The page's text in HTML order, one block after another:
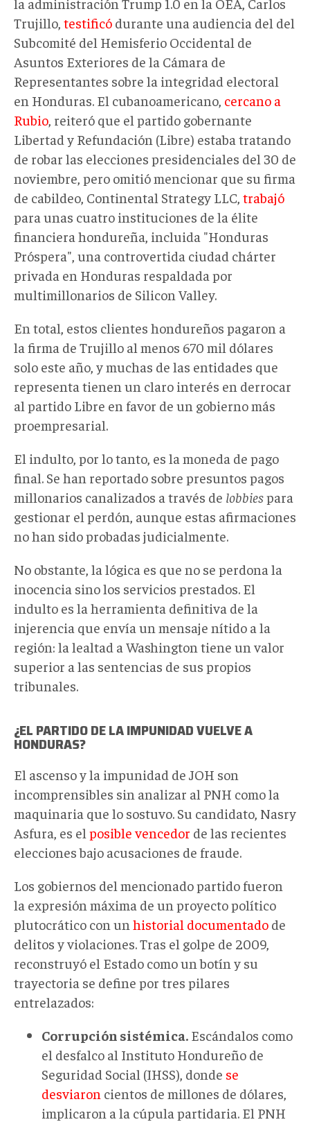
Trujillo, testificó durante una audiencia del del
Subcomité del Hemisferio Occidental de
Asuntos Exteriores de la Cámara de
Representantes sobre la integridad electoral
en Honduras. El cubanoamericano, cercano a
Rubio , reiteró que el partido gobernante
Libertad y Refundación (Libre) estaba tratando
de robar las elecciones presidenciales del 30 de
noviembre, pero omitió mencionar que su firma
de cabildeo, Continental Strategy LLC, trabajó
para unas cuatro instituciones de la élite
financiera hondureña, incluida "Honduras
Próspera", una controvertida ciudad chárter
privada en Honduras respaldada por
multimillonarios de Silicon Valley.
En total, estos clientes hondureños pagaron a
la firma de Trujillo al menos 670 mil dólares
solo este año, y muchas de las entidades que
representa tienen un claro interés en derrocar
al partido Libre en favor de un gobierno más
proempresarial.
El indulto, por lo tanto, es la moneda de pago
final. Se han reportado sobre presuntos pagos
millonarios canalizados a través de lobbiespara
gestionar el perdón, aunque estas afirmaciones
no han sido probadas judicialmente.
No obstante, la lógica es que no se perdona la
inocencia sino los servicios prestados. El
indulto es la herramienta definitiva de la
injerencia que envía un mensaje nítido a la
región: la lealtad a Washington tiene un valor
superior a las sentencias de sus propios
tribunales.
¿EL PARTIDO DE LA IMPUNIDAD VUELVE A
HONDURAS?
El ascenso y la impunidad de JOH son
incomprensibles sin analizar al PNH como la
maquinaria que lo sostuvo. Su candidato, Nasry
Asfura, es el posible vencedor de las recientes
elecciones bajo acusaciones de fraude.
Los gobiernos del mencionado partido fueron
la expresión máxima de un proyecto político
plutocrático con un historial documentado de
delitos y violaciones. Tras el golpe de 2009,
reconstruyó el Estado como un botín y su
trayectoria se define por tres pilares
entrelazados:
Corrupción sistémica. Escándalos como
el desfalco al Instituto Hondureño de
Seguridad Social (IHSS), donde se
desviaron cientos de millones de dólares,
implicaron a la cúpula partidaria. El PNH